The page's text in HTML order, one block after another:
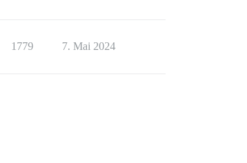
1779 7. Mai 2024